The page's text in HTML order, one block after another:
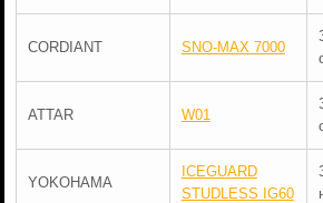
CORDIANT SNO-MAX 7000
ATTAR W01
YOKOHAMA
ICEGUARD
STUDLESS IG60